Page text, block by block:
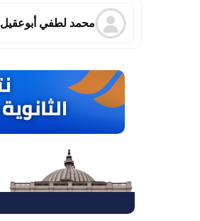
محمد لطفي أبوعقيل